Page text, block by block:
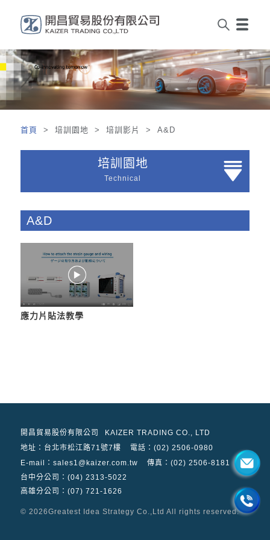
首頁 > 培訓園地 > 培訓影片 > A&D
培訓園地
Technical
A&D
應力片貼法教學
開昌貿易股份有限公司
KAIZER TRADING CO., LTD
地址： 台北市松江路71號7樓
電話：(02) 2506-0980
E-mail：sales1@kaizer.com.tw
傳真：(02) 2506-8181
台中分公司：(04) 2313-5022
高雄分公司：(07) 721-1626
© 2026Greatest Idea Strategy Co.,Ltd All rights reserved.